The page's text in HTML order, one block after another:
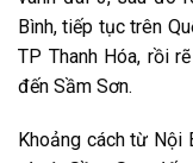
Bình, tiếp tục trên
TP Thanh Hóa, rồi
đến Sầm Sơn.
Khoảng cách từ Nội